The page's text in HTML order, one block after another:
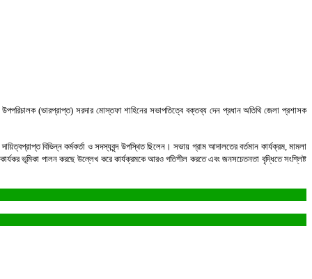
(ভারপ্রাপ্ত) সরদার মোস্তফা শাহিনের সভাপতিত্বে বক্তব্য দেন প্রধান অতিথি জেলা প্রশাসক
বিভিন্ন কর্মকর্তা ও সদস্যবৃন্দ উপস্থিত ছিলেন। সভায় গ্রাম আদালতের বর্তমান কার্যক্রম, মামলা
ভূমিকা পালন করছে উল্লেখ করে কার্যক্রমকে আরও গতিশীল করতে এবং জনসচেতনতা বৃদ্ধিতে সংশ্লিষ্ট